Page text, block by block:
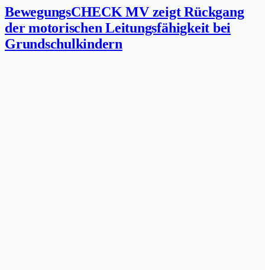
BewegungsCHECK MV zeigt Rückgang
der motorischen Leitungsfähigkeit bei
Grundschulkindern